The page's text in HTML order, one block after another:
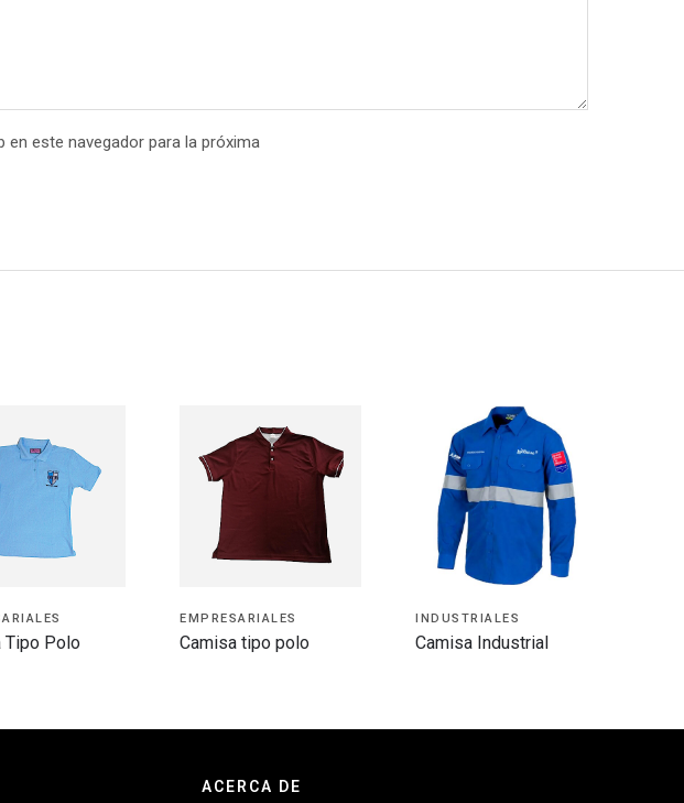
este navegador para la próxima
Tipo Polo
EMPRESARIALES
Camisa tipo polo
INDUSTRIALES
Camisa Industrial
ACERCA DE